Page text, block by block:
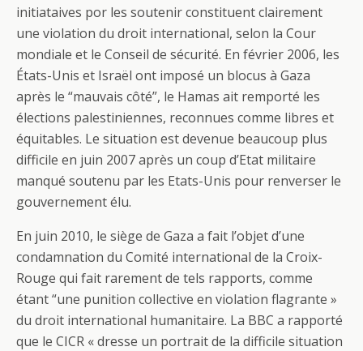
initiataives por les soutenir constituent clairement
une violation du droit international, selon la Cour
mondiale et le Conseil de sécurité. En février 2006, les
États-Unis et Israël ont imposé un blocus à Gaza
après le “mauvais côté”, le Hamas ait remporté les
élections palestiniennes, reconnues comme libres et
équitables. Le situation est devenue beaucoup plus
difficile en juin 2007 après un coup d’Etat militaire
manqué soutenu par les Etats-Unis pour renverser le
gouvernement élu.
En juin 2010, le siège de Gaza a fait l’objet d’une
condamnation du Comité international de la Croix-
Rouge qui fait rarement de tels rapports, comme
étant “une punition collective en violation flagrante »
du droit international humanitaire. La BBC a rapporté
que le CICR « dresse un portrait de la difficile situation